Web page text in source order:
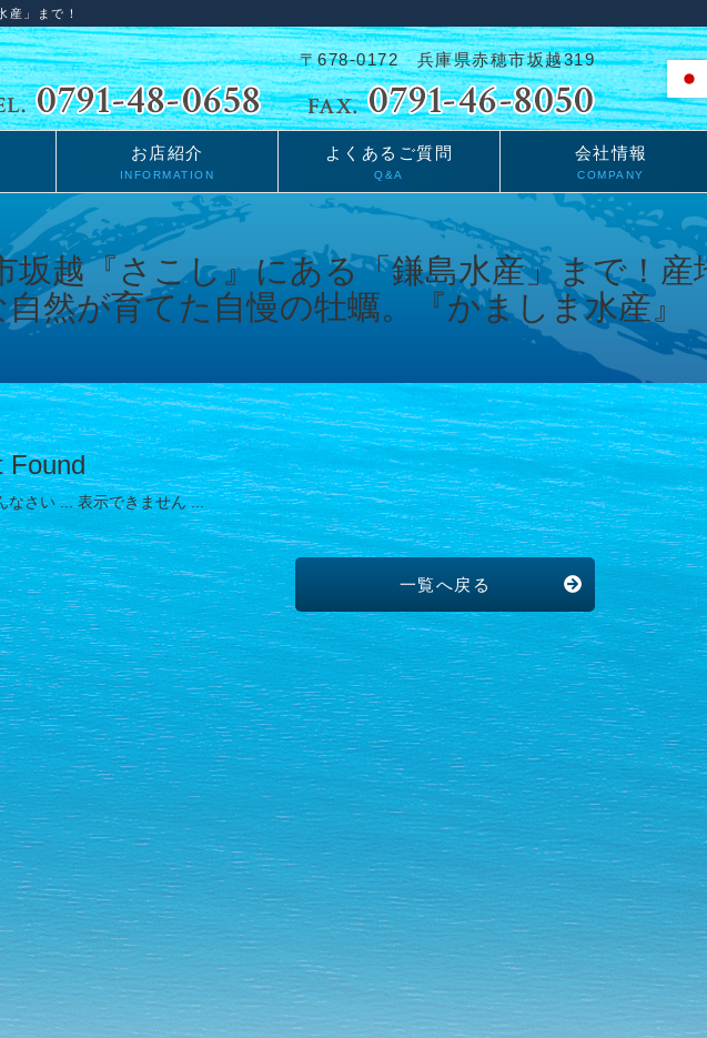
産」まで！
〒678-0172 兵庫県赤穂市坂越319
お店紹介
INFORMATION
よくあるご質問
Q&A
会社情報
COMPANY
Found
なさい ... 表示できません ...
一覧へ戻る